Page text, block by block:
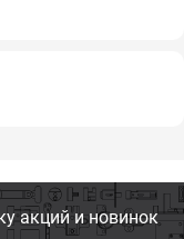
акций и новинок